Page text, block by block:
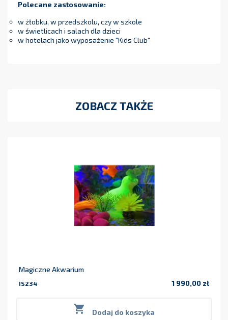
Polecane zastosowanie:
w żłobku, w przedszkolu, czy w szkole
w świetlicach i salach dla dzieci
w hotelach jako wyposażenie "Kids Club"
ZOBACZ TAKŻE
Magiczne Akwarium
IS234 1 990,00 zł
 Dodaj do koszyka